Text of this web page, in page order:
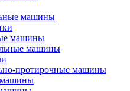
машины
машины
машины
протирочные машины